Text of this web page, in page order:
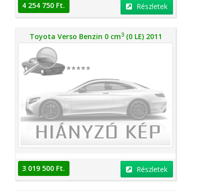
4 254 750 Ft. Részletek
Toyota Verso Benzin 0 cm3(0 LE) 2011
3 019 500 Ft. Részletek